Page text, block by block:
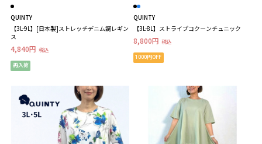
QUINTY
【3L-9L】[日本製]ストレッチデニム調レギン
ス
4,840円 税込
再入荷
QUINTY
【3L-8L】ストライプコクーンチュニック
8,800円 税込
1000円OFF